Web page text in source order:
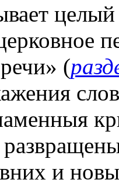
(
и